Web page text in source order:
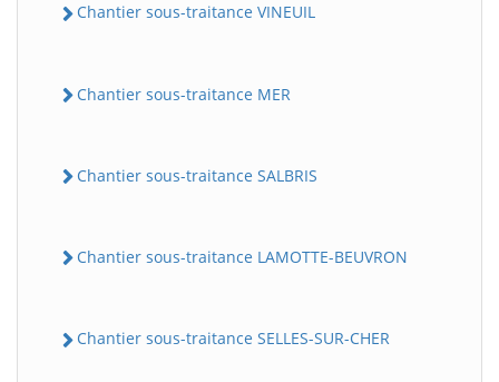
Chantier sous-traitance VINEUIL
Chantier sous-traitance MER
Chantier sous-traitance SALBRIS
Chantier sous-traitance LAMOTTE-BEUVRON
Chantier sous-traitance SELLES-SUR-CHER